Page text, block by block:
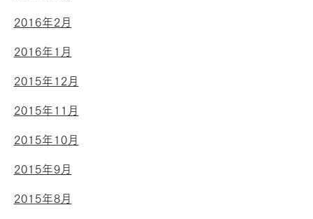
2016年2月
2016年1月
2015年12月
2015年11月
2015年10月
2015年9月
2015年8月